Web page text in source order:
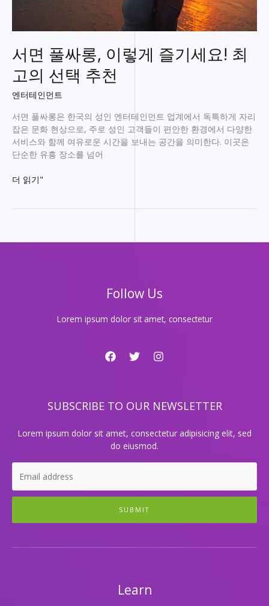
서면 풀싸롱, 이렇게 즐기세요! 최
고의 선택 추천
엔터테인먼트
서면 풀싸롱은 한국의 성인 엔터테인먼트 업계에서 독특하게 자리
잡은 문화 현상으로, 주로 성인 고객들이 편안한 환경에서 다양한
서비스와 함께 여유로운 시간을 보내는 공간을 의미한다. 이곳은
단순한 유흥 장소를 넘어
서
이
더 읽기"
Follow Us
Lorem ipsum dolor sit amet, consectetur
SUBSCRIBE TO OUR NEWSLETTER
Lorem ipsum dolor sit amet, consectetur adipisicing elit, sed
do eiusmod.
SUBMIT
Learn